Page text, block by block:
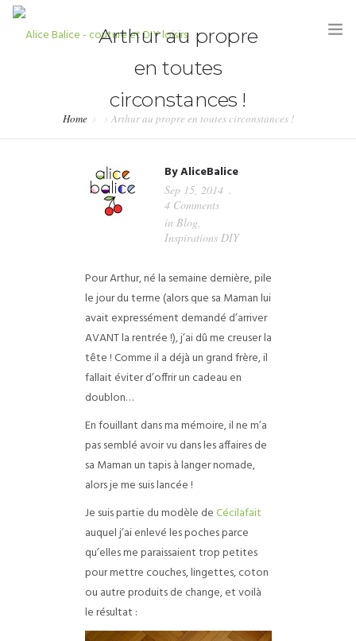
HOME
PARTENARIATS & PRESSE
Arthur au propre
en toutes
circonstances !
Home Arthur au propre en toutes circonstances !
ByAliceBalice
Sep 15, 2014
4 Comments
in Blog,
Inspirations DIY
Pour Arthur, né la semaine dernière, pile
le jour du terme (alors que sa Maman lui
avait expressément demandé d’arriver
AVANT la rentrée !), j’ai dû me creuser la
tête ! Comme il a déjà un grand frère, il
fallait éviter d’offrir un cadeau en
doublon…
En fouillant dans ma mémoire, il ne m’a
pas semblé avoir vu dans les affaires de
sa Maman un tapis à langer nomade,
alors je me suis lancée !
Je suis partie du modèle deCécilafait
auquel j’ai enlevé les poches parce
qu’elles me paraissaient trop petites
pour mettre couches, lingettes, coton
ou autre produits de change, et voilà
le résultat :